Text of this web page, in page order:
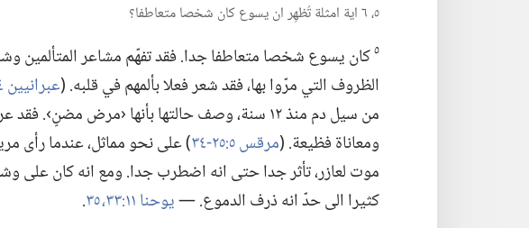
٥،‏ ٦ اية امثلة تُظهِر ان يسوع كان شخصا متعاطفا؟‏
٥كان يسوع شخصا متعاطفا جدا.‏ فقد تفهّم مشاعر المتألمين
الظروف التي مرّوا بها،‏ فقد شعر فعلا بألمهم في قلبه.‏ (‏عبرانيين ٤:‏١٥
من سيل دم منذ ١٢ سنة،‏ وصف حالتها بأنها ‹مرض
ومعاناة فظيعة.‏ (‏مرقس ٥:‏​٢٥-‏٣٤
‏)‏ على نحو مماثل،‏ عندما رأى
موت لعازر،‏ تأثر جدا حتى انه اضطرب جدا.‏ ومع انه كان على
كثيرا الى حدّ انه ذرف الدموع.‏ —‏يوحنا ١١:‏​٣٣،‏ ‏.‏